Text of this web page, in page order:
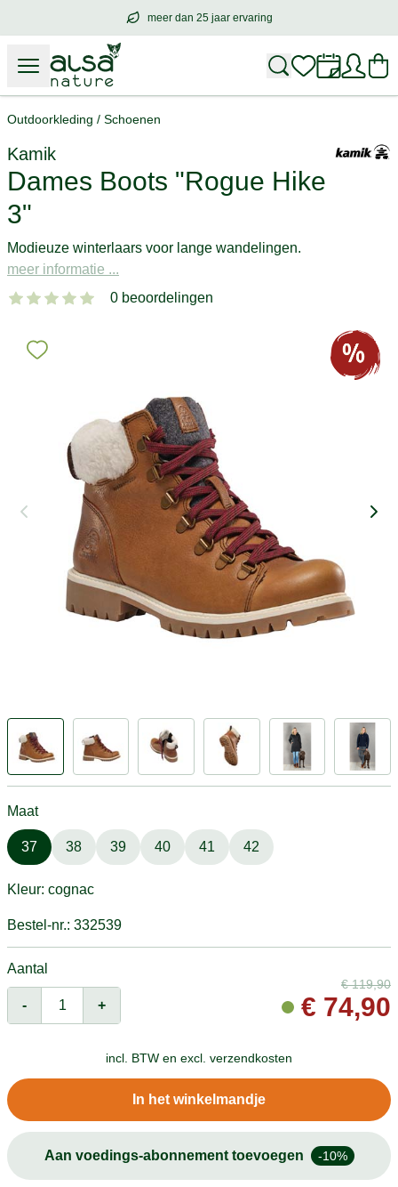
meer dan 25 jaar ervaring
meer dan25 jaar ervaring
Outdoorkleding / Schoenen
Kamik
Dames Boots "Rogue Hike
3"
Modieuze winterlaars voor lange wandelingen.
meer informatie ...
0 beoordelingen
Maat
37 38 39 40 41 42
Kleur: cognac
Bestel-nr.: 332539
Aantal
- +
€119,90
€ 74,90
incl. BTW en excl. verzendkosten
In het winkelmandje
Aan voedings-abonnement toevoegen -10%